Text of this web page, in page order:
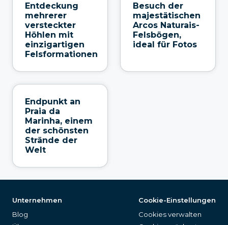
Entdeckung
mehrerer
versteckter
Höhlen mit
einzigartigen
Felsformationen
Besuch der
majestätischen
Arcos Naturais-
Felsbögen,
ideal für Fotos
Endpunkt an
Praia da
Marinha, einem
der schönsten
Strände der
Welt
Unternehmen
Blog
Cookie-Einstellungen
Cookies verwalten